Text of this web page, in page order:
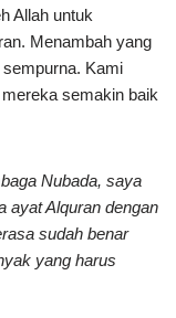
Allah untuk
Menambah yang
Kami
semakin baik
Nubada, saya
ayat Alquran dengan
sudah benar
yang harus